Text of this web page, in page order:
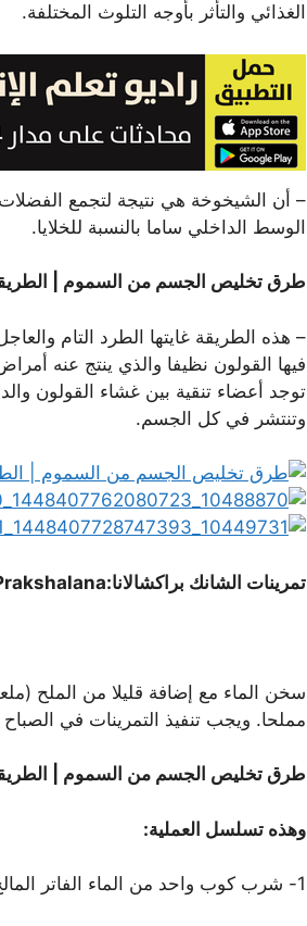
الغذائي والتأثر بأوجه التلوث المختلفة.
– أن الشيخوخة هي نتيجة لتجمع
الوسط الداخلي ساما بالنسبة للخلايا.
طرق تخليص الجسم من السموم | الطريقة
– هذه الطريقة غايتها الطرد التام
فيها القولون نظيفا والذي ينتج عنه
توجد أعضاء تنقية بين غشاء القولون
وتنتشر في كل الجسم.
تمرينات الشانك براكشالانا:Shank-Prakshalana
سخن الماء مع إضافة قليلا من الملح
مملحا. ويجب تنفيذ التمرينات في
طرق تخليص الجسم من السموم | الطريقة
وهذه تسلسل العملية:
1- شرب كوب واحد من الماء الفاتر المالح.